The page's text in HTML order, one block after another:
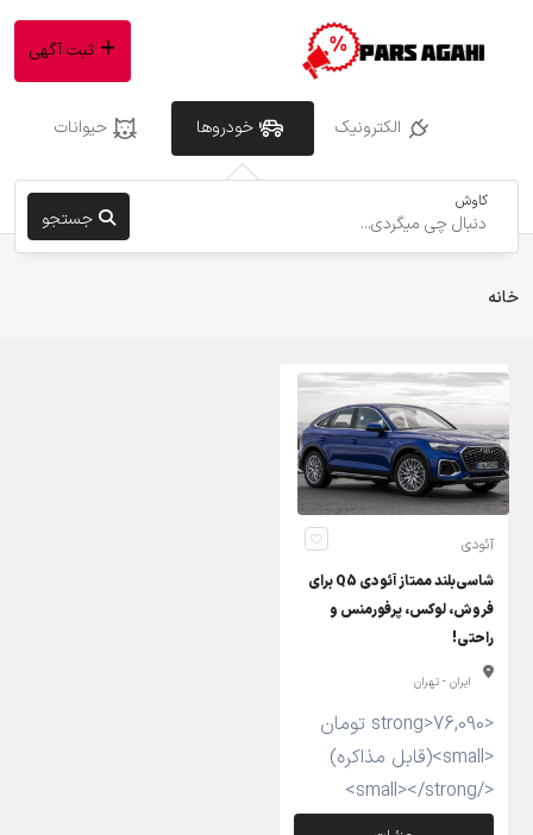
الکترونیک خودروها حیوانات
کاوش
جستجو
ثبت آگهی
خانه
آئودی
شاسی‌بلند ممتاز آئودی Q5 برای
فروش، لوکس، پرفورمنس و
راحتی!
ایران - تهران
<strong>76,090 تومان
<small>(قابل مذاکره)
</small></strong>